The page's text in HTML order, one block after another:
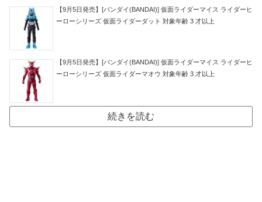
【9月5日発売】[バンダイ(BANDAI)] 仮面ライダーマイス ライダーヒ
ーローシリーズ 仮面ライダーダット 対象年齢 3 才以上
【9月5日発売】[バンダイ(BANDAI)] 仮面ライダーマイス ライダーヒ
ーローシリーズ 仮面ライダーマオウ 対象年齢 3 才以上
続きを読む